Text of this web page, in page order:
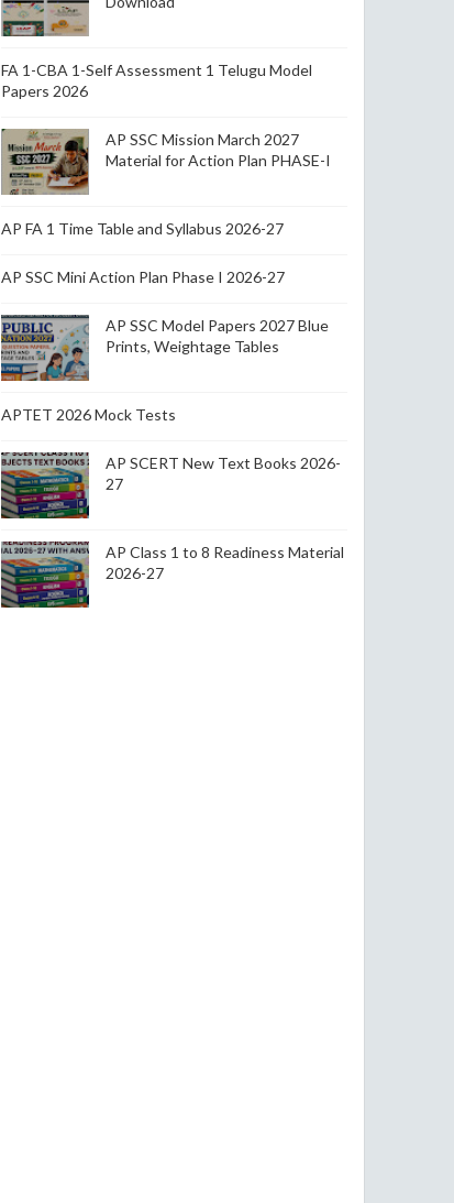
FA 1-CBA 1-Self Assessment 1 Telugu Model
Papers 2026
AP SSC Mission March 2027
Material for Action Plan PHASE-I
AP FA 1 Time Table and Syllabus 2026-27
AP SSC Mini Action Plan Phase I 2026-27
AP SSC Model Papers 2027 Blue
Prints, Weightage Tables
APTET 2026 Mock Tests
AP SCERT New Text Books 2026-
27
AP Class 1 to 8 Readiness Material
2026-27